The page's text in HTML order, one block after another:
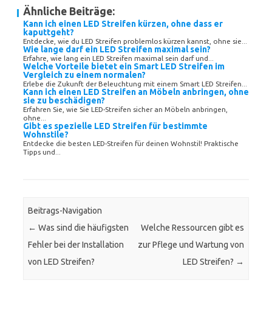
Ähnliche Beiträge:
Kann ich einen LED Streifen kürzen, ohne dass er
kaputtgeht?
Entdecke, wie du LED Streifen problemlos kürzen kannst, ohne sie...
Wie lange darf ein LED Streifen maximal sein?
Erfahre, wie lang ein LED Streifen maximal sein darf und...
Welche Vorteile bietet ein Smart LED Streifen im
Vergleich zu einem normalen?
Erlebe die Zukunft der Beleuchtung mit einem Smart LED Streifen...
Kann ich einen LED Streifen an Möbeln anbringen, ohne
sie zu beschädigen?
Erfahren Sie, wie Sie LED-Streifen sicher an Möbeln anbringen,
ohne...
Gibt es spezielle LED Streifen für bestimmte
Wohnstile?
Entdecke die besten LED-Streifen für deinen Wohnstil! Praktische
Tipps und...
Beitrags-Navigation
← Was sind die häufigsten
Fehler bei der Installation
von LED Streifen?
Welche Ressourcen gibt es
zur Pflege und Wartung von
LED Streifen? →